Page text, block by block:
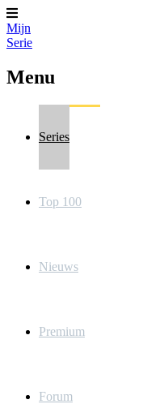
Mijn
Serie
Menu
Series
Top 100
Nieuws
Premium
Forum